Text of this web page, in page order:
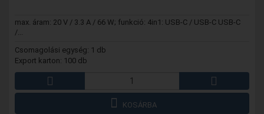
max. áram: 20 V / 3.3 A / 66 W; funkció: 4in1: USB-C / USB-C USB-C
/...
Csomagolási egység: 1 db
Export karton: 100 db
KOSÁRBA